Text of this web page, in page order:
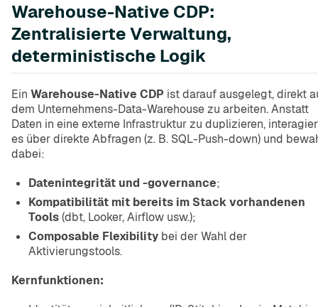
Warehouse-Native CDP:
Zentralisierte Verwaltung,
deterministische Logik
Ein Warehouse-Native CDP ist darauf ausgelegt, direkt
dem Unternehmens-Data-Warehouse zu arbeiten. Anstatt
Daten in eine externe Infrastruktur zu duplizieren,
es über direkte Abfragen (z. B. SQL-Push-down) und
dabei:
Datenintegrität und -governance;
Kompatibilität mit bereits im Stack vorhandenen
Tools(dbt, Looker, Airflow usw.);
Composable Flexibility bei der Wahl der
Aktivierungstools.
Kernfunktionen: